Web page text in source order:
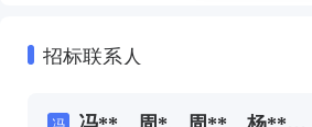
招标联系人
冯